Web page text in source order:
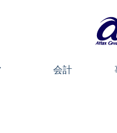
会計